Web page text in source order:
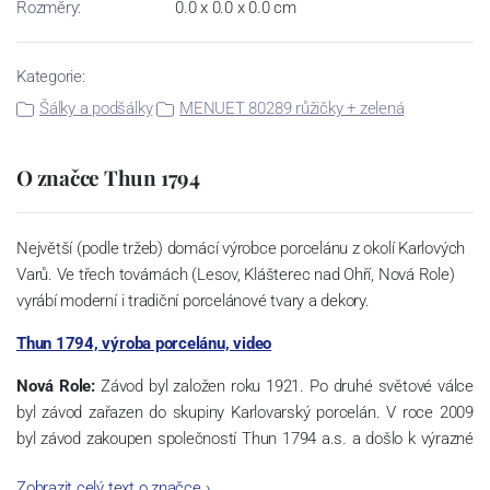
Rozměry: 0.0 x 0.0 x 0.0 cm
Kategorie:
Šálky a podšálky
MENUET 80289 růžičky + zelená
O značce Thun 1794
Největší (podle tržeb) domácí výrobce porcelánu z okolí Karlových
Varů. Ve třech továrnách (Lesov, Klášterec nad Ohří, Nová Role)
vyrábí moderní i tradiční porcelánové tvary a dekory.
Thun 1794, výroba porcelánu, video
Nová Role: Závod byl založen roku 1921. Po druhé světové válce
byl závod zařazen do skupiny Karlovarský porcelán. V roce 2009
byl závod zakoupen společností Thun 1794 a.s. a došlo k výrazné